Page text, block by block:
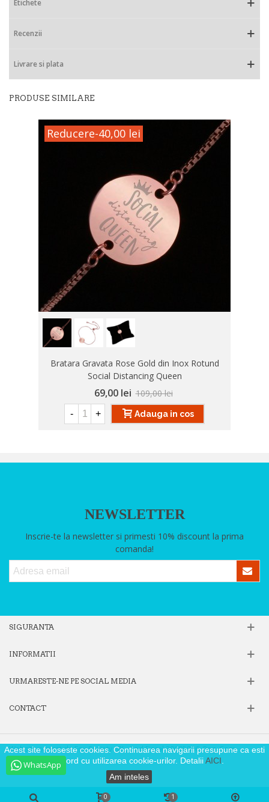
WhatsApp
Etichete
Recenzii
Livrare si plata
PRODUSE SIMILARE
Reducere-40,00 lei
Bratara Gravata Rose Gold din Inox Rotund
Social Distancing Queen
69,00 lei 109,00 lei
- + Adauga in cos
NEWSLETTER
Inscrie-te la newsletter si primesti 10% discount la prima
comanda!
SIGURANTA
INFORMATII
URMARESTE-NE PE SOCIAL MEDIA
CONTACT
Acest site foloseste cookies. Continuarea navigarii presupune ca esti
de acord cu utilizarea cookie-urilor. DetaliiAICI
Am inteles
Website operat de Fox Society SRL, Cod Fiscal 39605806, Reg. Com.
J40/9871/2018
0 1